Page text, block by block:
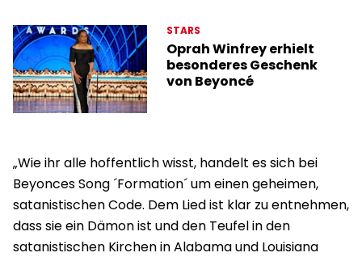
STARS
Oprah Winfrey erhielt
besonderes Geschenk
von Beyoncé
„Wie ihr alle hoffentlich wisst, handelt es sich bei
Beyonces Song ´Formation´ um einen geheimen,
satanistischen Code. Dem Lied ist klar zu entnehmen,
dass sie ein Dämon ist und den Teufel in den
satanistischen Kirchen in Alabama und Louisiana